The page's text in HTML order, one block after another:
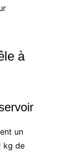
à
un
kg de